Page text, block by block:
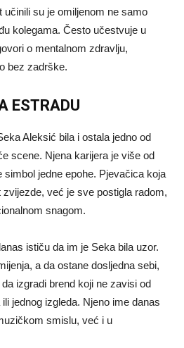
učinili su je omiljenom ne samo
kolegama. Često učestvuje u
o mentalnom zdravlju,
bez zadrške.
ESTRADU
Aleksić bila i ostala jedno od
scene. Njena karijera je više od
simbol jedne epohe. Pjevačica koja
zvijezde, već je sve postigla radom,
snagom.
ističu da im je Seka bila uzor.
a da ostane dosljedna sebi,
izgradi brend koji ne zavisi od
jednog izgleda. Njeno ime danas
smislu, već i u